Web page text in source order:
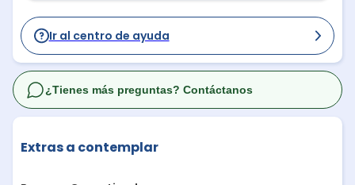
Ir al centro de ayuda
Extras a contemplar
¿Tienes más preguntas? Contáctanos